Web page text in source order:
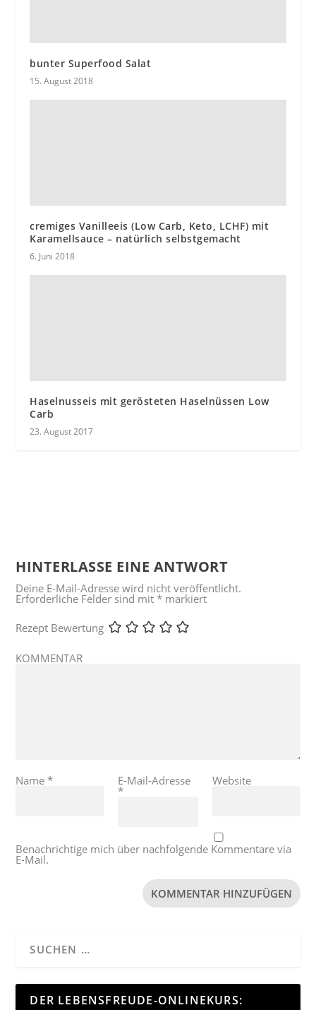
bunter Superfood Salat
15. August 2018
cremiges Vanilleeis (Low Carb, Keto, LCHF) mit
Karamellsauce – natürlich selbstgemacht
6. Juni 2018
Haselnusseis mit gerösteten Haselnüssen Low
Carb
23. August 2017
HINTERLASSE EINE ANTWORT
Deine E-Mail-Adresse wird nicht veröffentlicht.
Erforderliche Felder sind mit* markiert
Rezept Bewertung
KOMMENTAR
Name* E-Mail-Adresse
*
Website
Benachrichtige mich über nachfolgende Kommentare via
E-Mail.
DER LEBENSFREUDE-ONLINEKURS: